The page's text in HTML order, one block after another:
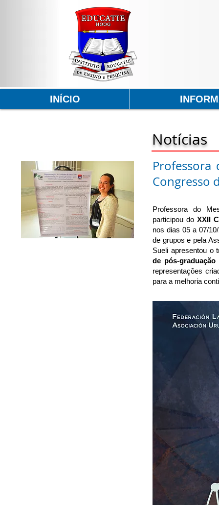
Notícias
Professora
Congresso
Professora do
participou do XXII
nos dias 05 a 07/
de grupos e pela
Sueli apresentou o
de pós-
representações
para a melhoria
INÍCIO